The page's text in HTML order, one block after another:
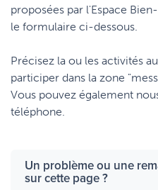
proposées par l'Espace
le formulaire ci-dessous.
Précisez la ou les activités
participer dans la zone
Vous pouvez également
téléphone.
Un problème ou une
sur cette page ?